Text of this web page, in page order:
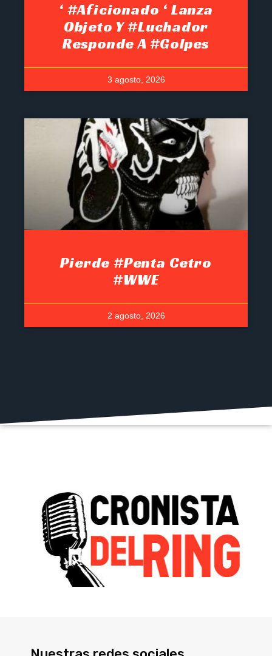
‘ #Aficionado ‘ Lanza
Objeto Y #luchador
Responde A #golpes
3 agosto, 2026
Pierde #Penta Cetro
#WWE
2 agosto, 2026